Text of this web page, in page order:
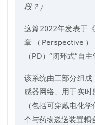
段？）
这篇2022年发表于
章（Perspective
（PD）“闭环式”自
该系统由三部分组
感器网络、用于实
（包括可穿戴电化
个与药物递送装置耦